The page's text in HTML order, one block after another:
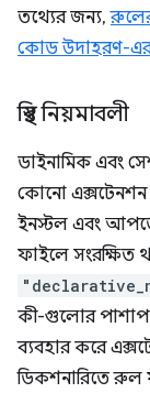
তথ্যের জন্য,
কোড উদাহরণ-
স্থির নিয়মাবলী
ডাইনামিক এবং
কোনো
ইনস্টল এবং
ফাইলে সংরক্ষিত
কী-গুলোর
ব্যবহার করে
ডিকশনারিতে রুল